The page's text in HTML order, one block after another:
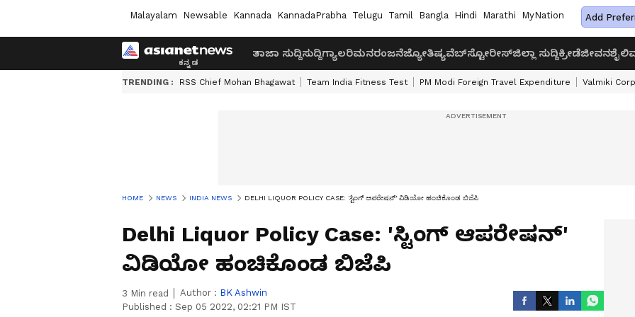
Malayalam Newsable Kannada KannadaPrabha Telugu Tamil Bangla Hindi Marathi MyNation Add
ತಾಜಾ ಸುದ್ದಿಸುದ್ದಿಗ್ಯಾಲರಿಮನರಂಜನೆಜ್ಯೋತಿಷ್ಯವೆಬ್‌ಸ್ಟೋರೀಸ್ಜಿಲ್ಲಾ ಸುದ್ದಿಕ್ರೀಡೆಜೀವನಶೈಲಿ
TRENDING : RSS Chief Mohan Bhagawat Team India Fitness Test PM Modi Foreign Travel Expenditure Valmiki
HOME NEWS INDIA NEWS DELHI LIQUOR POLICY CASE: 'ಸ್ಟಿಂಗ್ ಆಪರೇಷನ್' ವಿಡಿಯೋ ಹಂಚಿಕೊಂಡ ಬಿಜೆಪಿ
Delhi Liquor Policy Case: 'ಸ್ಟಿಂಗ್ ಆಪರೇಷನ್'
ವಿಡಿಯೋ ಹಂಚಿಕೊಂಡ ಬಿಜೆಪಿ
3 Min read Author : BK Ashwin
Published : Sep 05 2022, 02:21 PM IST